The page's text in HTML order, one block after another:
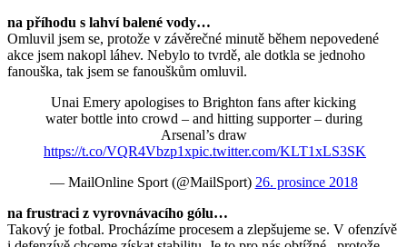
na příhodu s lahví balené vody…
Omluvil jsem se, protože v závěrečné minutě během nepovedené
akce jsem nakopl láhev. Nebylo to tvrdě, ale dotkla se jednoho
fanouška, tak jsem se fanouškům omluvil.
Unai Emery apologises to Brighton fans after kicking
water bottle into crowd – and hitting supporter – during
Arsenal’s draw
https://t.co/VQR4Vbzp1xpic.twitter.com/KLT1xLS3SK
— MailOnline Sport (@MailSport) 26. prosince 2018
na frustraci z vyrovnávacího gólu…
Takový je fotbal. Procházíme procesem a zlepšujeme se. V ofenzívě